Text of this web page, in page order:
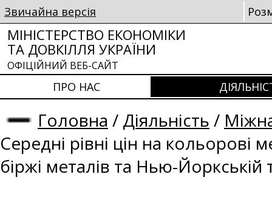
Звичайна версія
МІНІСТЕРСТВО ЕКОНОМІКИ
ТА ДОВКІЛЛЯ УКРАЇНИ
ОФІЦІЙНИЙ ВЕБ-САЙТ
ПРО НАС
Головна / Діяльність /
Середні рівні цін на кольорові
біржі металів та Нью-Йоркській